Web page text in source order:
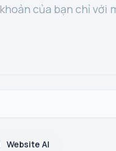
của bạn chỉ với
Website AI